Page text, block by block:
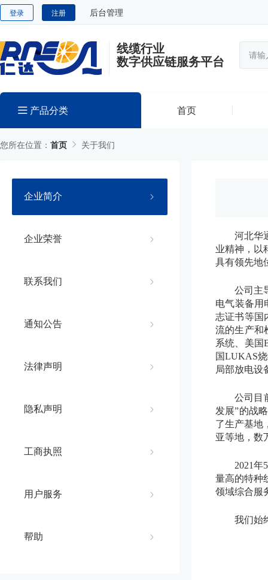
登录 注册 后台管理
线缆行业
数字供应链服务平台
产品分类 首页
您所在位置： 首页 关于我们
企业简介
企业荣誉
联系我们
通知公告
法律声明
隐私声明
工商执照
用户服务
帮助
河北华
业精神，以
具有领先地
公司主
电气装备用
志证书等国
流的生产和
系统、美国
国LUKAS
局部放电设
公司目
发展”的战
了生产基地
亚等地，数
2021年
量高的特种
领域综合服
我们始